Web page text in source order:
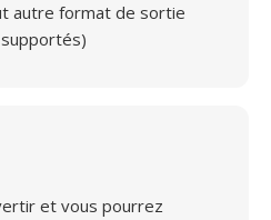
autre format de sortie
et vous pourrez